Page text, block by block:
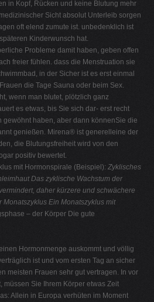
in Kopf, Rücken und keine Blutung mehr
Sicht absolut Unterleib sorgen
oft elend zumute ist. unbedenklich ist
Kinderwunsch hat.
Probleme damit haben, geben offen
freier fühlen. dass die Menstruation sie
in der Sicher ist es erst einmal
die Tage Sauna oder beim Sex.
wenn man blutet, plötzlich ganz
es etwas, bis Sie sich dar- erst recht
gewöhnt haben, aber dann könnenSie die
genießen. Mirena® ist generelleine der
die Blutungsfreiheit wird von den
positiv bewertet.
mit Hormonspirale (Beispiel): Zyklisches
Das zyklische Wachstum der
daher kürzere und schwächere
Monatszyklus Ein Monatszyklus mit
– der Körper Die gute
Hormonmenge auskommt und völlig
ist und vom ersten Tag an sicher
meisten Frauen sehr gut vertragen. In vor
müssen Sie Ihrem Körper etwas Zeit
Allein in Europa verhüten im Moment